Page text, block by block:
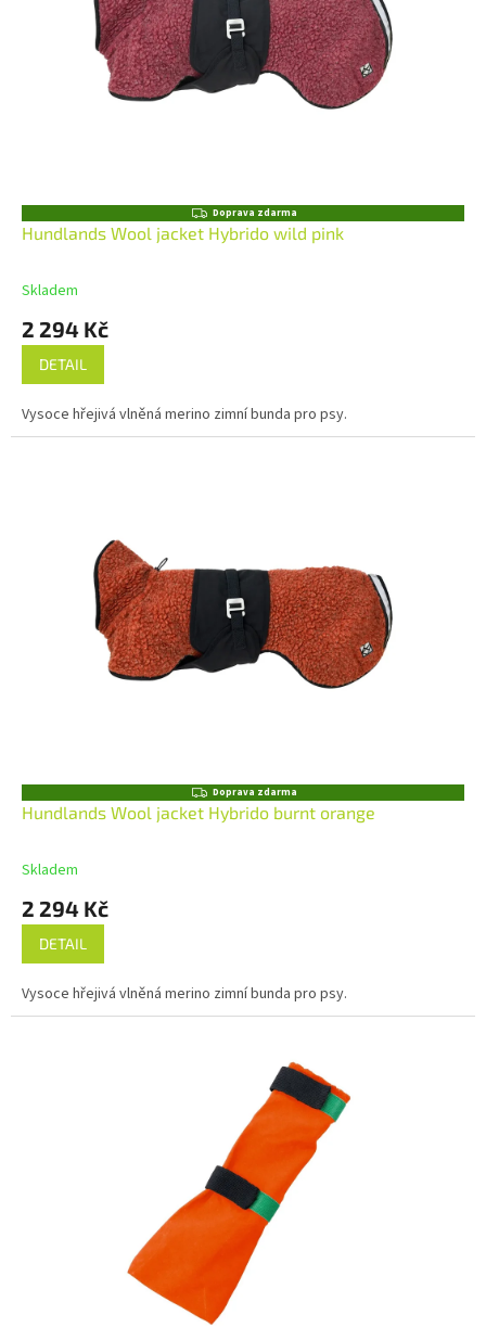
Z
D
A
Doprava zdarma
Hundlands Wool jacket Hybrido wild pink
Skladem
2 294 Kč
DETAIL
Vysoce hřejivá vlněná merino zimní bunda pro psy.
Z
D
A
Doprava zdarma
Hundlands Wool jacket Hybrido burnt orange
Skladem
2 294 Kč
DETAIL
Vysoce hřejivá vlněná merino zimní bunda pro psy.